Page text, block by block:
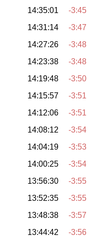
14:35:01
-3:45
14:31:14
-3:47
14:27:26
-3:48
14:23:38
-3:48
14:19:48
-3:50
14:15:57
-3:51
14:12:06
-3:51
14:08:12
-3:54
14:04:19
-3:53
14:00:25
-3:54
13:56:30
-3:55
13:52:35
-3:55
13:48:38
-3:57
13:44:42 -3:56